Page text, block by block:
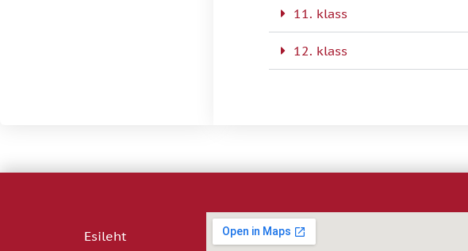
11. klass
12. klass
Esileht